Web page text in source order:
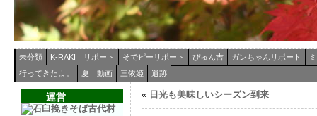
未分類 K-RAKI リポート そでピーリポート ぴゅん吉 ガンちゃんリポート
行ってきたよ。
夏 動画 三依姫 遺跡
運営 « 日光も美味しいシーズン到来